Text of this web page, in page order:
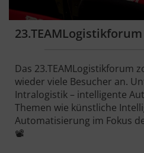
Das 23.TEAMLogistikforum
wieder viele Besucher an.
Intralogistik – intelligente
Themen wie künstliche
Automatisierung im Fokus
📽